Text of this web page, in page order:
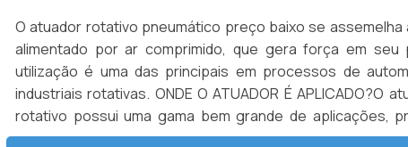
O atuador rotativo pneumático preço baixo se assemelha
alimentado por ar comprimido, que gera força em seu
utilização é uma das principais em processos de
industriais rotativas. ONDE O ATUADOR É APLICADO?O
rotativo possui uma gama bem grande de aplicações,
indústrias químicas ou plantas e sistemas